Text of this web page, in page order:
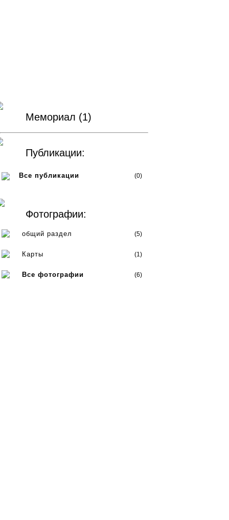
Мемориал (1)
Публикации:
Все публикации (0)
Фотографии:
общий раздел (5)
Карты (1)
Все фотографии (6)